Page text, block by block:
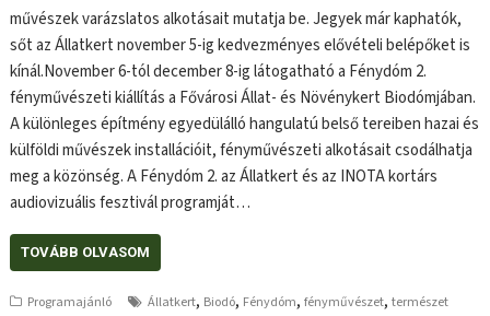
művészek varázslatos alkotásait mutatja be. Jegyek már kaphatók,
sőt az Állatkert november 5-ig kedvezményes elővételi belépőket is
kínál.November 6-tól december 8-ig látogatható a Fénydóm 2.
fényművészeti kiállítás a Fővárosi Állat- és Növénykert Biodómjában.
A különleges építmény egyedülálló hangulatú belső tereiben hazai és
külföldi művészek installációit, fényművészeti alkotásait csodálhatja
meg a közönség. A Fénydóm 2. az Állatkert és az INOTA kortárs
audiovizuális fesztivál programját…
TOVÁBB OLVASOM
Programajánló Állatkert, Biodó, Fénydóm,fényművészet,természet